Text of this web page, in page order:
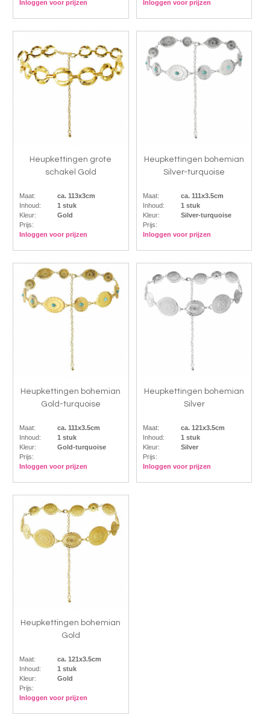
Inloggen voor prijzen
Inloggen voor prijzen
Heupkettingen grote
schakel Gold
Maat:
ca. 113x3cm
Inhoud:
1 stuk
Kleur:
Gold
Prijs:
Inloggen voor prijzen
Heupkettingen bohemian
Silver-turquoise
Maat:
ca. 111x3.5cm
Inhoud:
1 stuk
Kleur:
Silver-turquoise
Prijs:
Inloggen voor prijzen
Heupkettingen bohemian
Gold-turquoise
Maat:
ca. 111x3.5cm
Inhoud:
1 stuk
Kleur:
Gold-turquoise
Prijs:
Inloggen voor prijzen
Heupkettingen bohemian
Silver
Maat:
ca. 121x3.5cm
Inhoud:
1 stuk
Kleur:
Silver
Prijs:
Inloggen voor prijzen
Heupkettingen bohemian
Gold
Maat:
ca. 121x3.5cm
Inhoud:
1 stuk
Kleur:
Gold
Prijs:
Inloggen voor prijzen